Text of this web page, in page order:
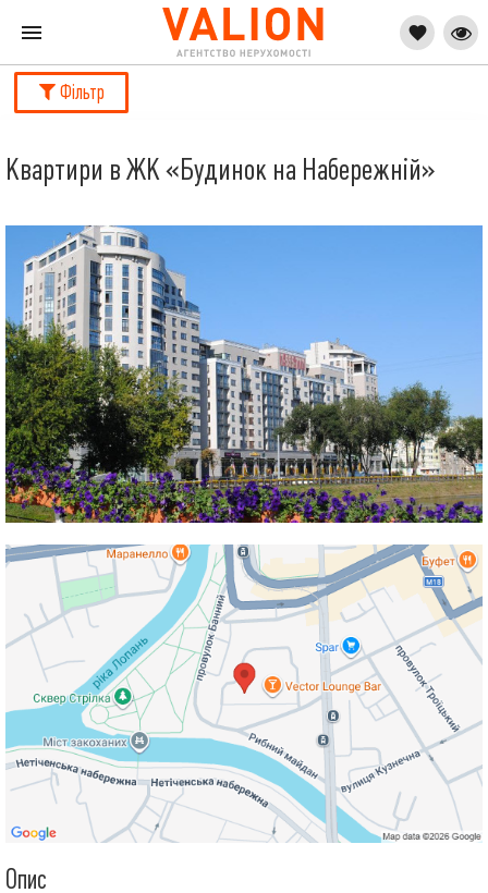
Фільтр
Квартири в ЖК «Будинок на Набережній»
Опис